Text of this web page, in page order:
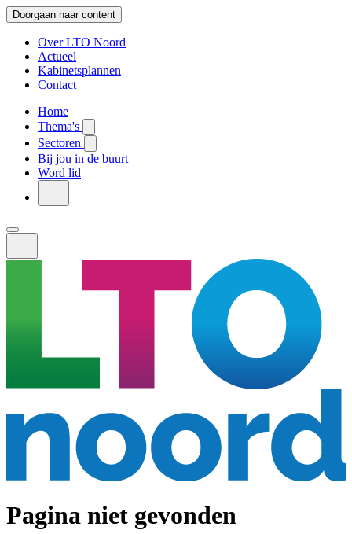
Doorgaan naar content
Over LTO Noord
Actueel
Kabinetsplannen
Contact
Home
Thema's
Sectoren
Bij jou in de buurt
Word lid
Pagina niet gevonden